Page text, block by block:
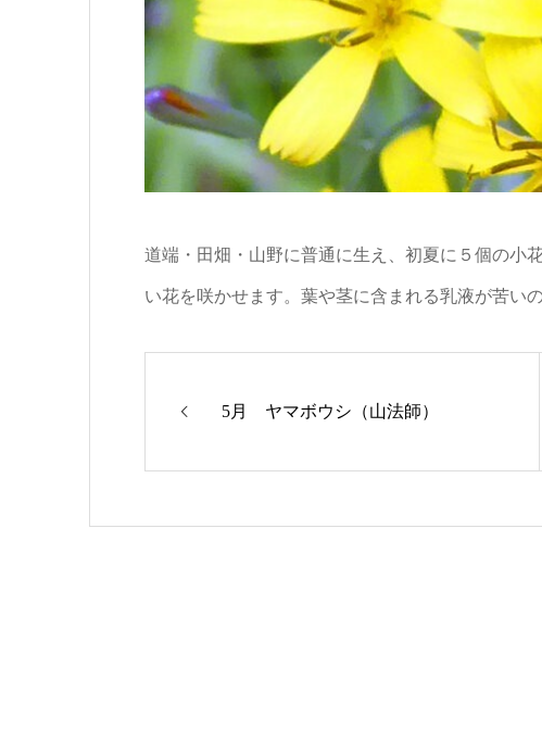
道端・田畑・山野に普通に生え、初夏に５個の小
い花を咲かせます。葉や茎に含まれる乳液が苦い
5月 ヤマボウシ（山法師）